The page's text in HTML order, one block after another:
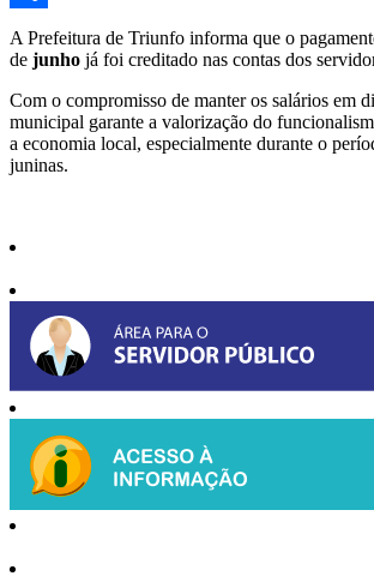
Share
A Prefeitura de Triunfo informa que o
de junho já foi creditado nas contas dos
Com o compromisso de manter os salários em
municipal garante a valorização do
a economia local, especialmente durante o
juninas.